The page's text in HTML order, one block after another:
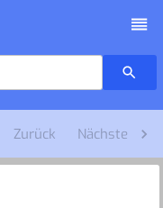
Zurück Nächste